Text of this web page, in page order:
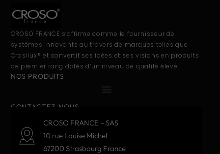
CROSO FRANCE s’affirme comme le fournisseur de
systèmes innovants au travers de marques telles que
Crosilux® et convertit ses idées et ses visions en produits
de premier rang dotés d’un niveau de qualité élevé.
NOS PRODUITS
CONTACTEZ-NOUS
CROSO FRANCE – SAS
10 rue Louise Michel
67200 Strasbourg France